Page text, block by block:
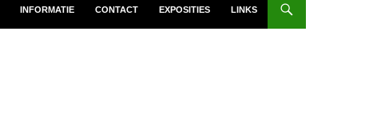
INFORMATIE CONTACT EXPOSITIES LINKS